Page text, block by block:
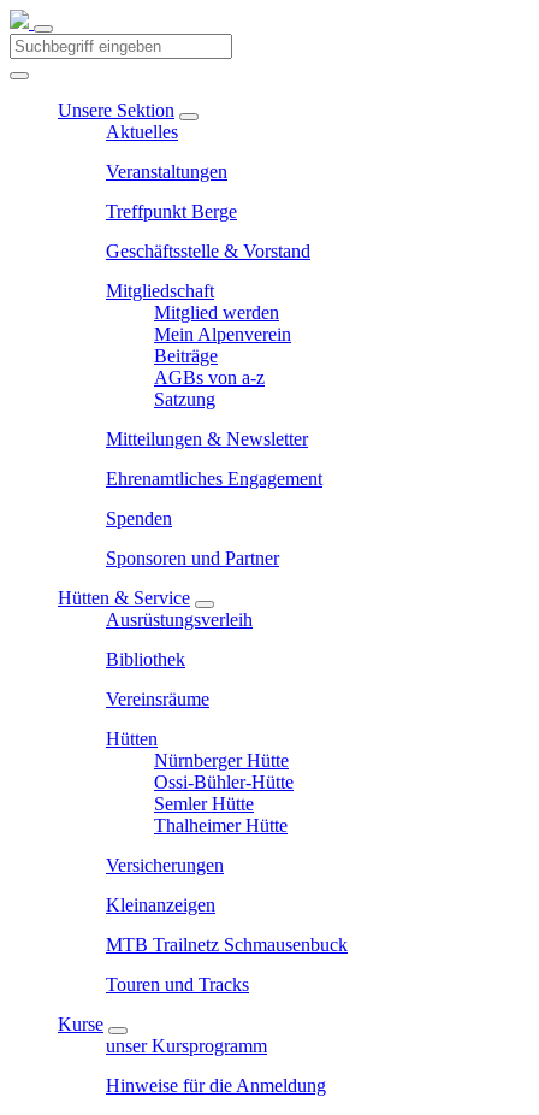
Unsere Sektion
Aktuelles
Veranstaltungen
Treffpunkt Berge
Geschäftsstelle & Vorstand
Mitgliedschaft
Mitglied werden
Mein Alpenverein
Beiträge
AGBs von a-z
Satzung
Mitteilungen & Newsletter
Ehrenamtliches Engagement
Spenden
Sponsoren und Partner
Hütten & Service
Ausrüstungsverleih
Bibliothek
Vereinsräume
Hütten
Nürnberger Hütte
Ossi-Bühler-Hütte
Semler Hütte
Thalheimer Hütte
Versicherungen
Kleinanzeigen
MTB Trailnetz Schmausenbuck
Touren und Tracks
Kurse
unser Kursprogramm
Hinweise für die Anmeldung